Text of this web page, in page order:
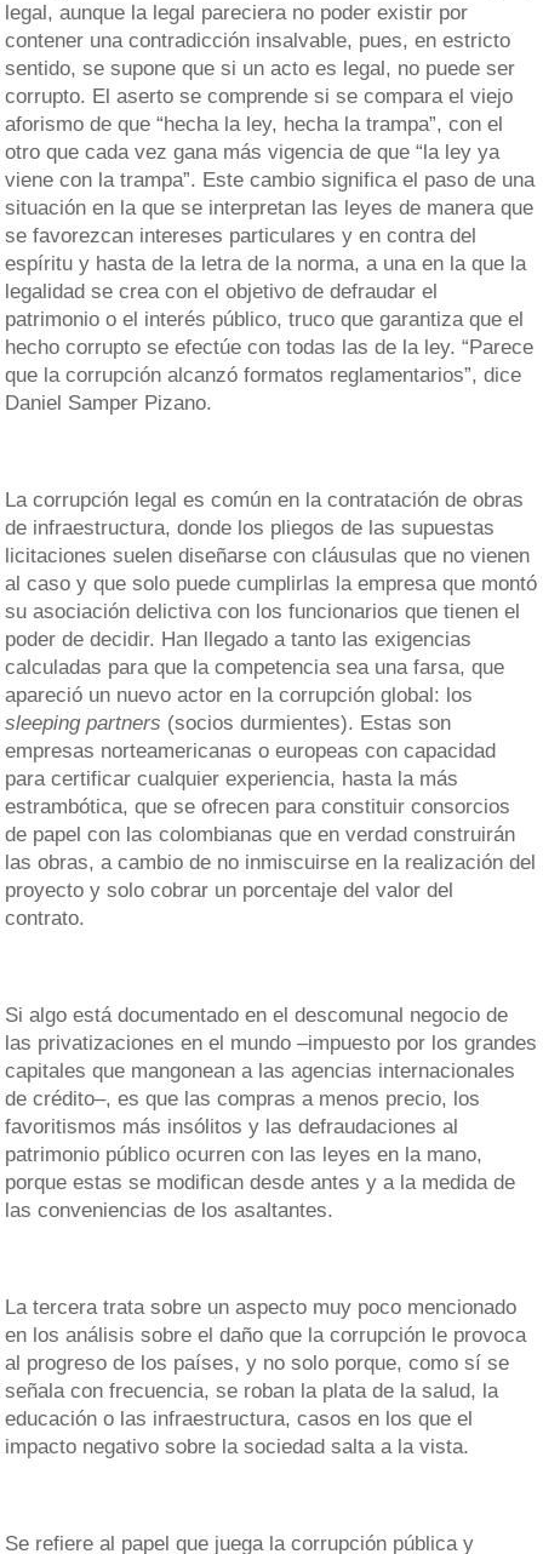
legal, aunque la legal pareciera no poder existir por
contener una contradicción insalvable, pues, en estricto
sentido, se supone que si un acto es legal, no puede ser
corrupto. El aserto se comprende si se compara el viejo
aforismo de que “hecha la ley, hecha la trampa”, con el
otro que cada vez gana más vigencia de que “la ley ya
viene con la trampa”. Este cambio significa el paso de una
situación en la que se interpretan las leyes de manera que
se favorezcan intereses particulares y en contra del
espíritu y hasta de la letra de la norma, a una en la que la
legalidad se crea con el objetivo de defraudar el
patrimonio o el interés público, truco que garantiza que el
hecho corrupto se efectúe con todas las de la ley. “Parece
que la corrupción alcanzó formatos reglamentarios”, dice
Daniel Samper Pizano.
La corrupción legal es común en la contratación de obras
de infraestructura, donde los pliegos de las supuestas
licitaciones suelen diseñarse con cláusulas que no vienen
al caso y que solo puede cumplirlas la empresa que montó
su asociación delictiva con los funcionarios que tienen el
poder de decidir. Han llegado a tanto las exigencias
calculadas para que la competencia sea una farsa, que
apareció un nuevo actor en la corrupción global: los
sleeping partners (socios durmientes). Estas son
empresas norteamericanas o europeas con capacidad
para certificar cualquier experiencia, hasta la más
estrambótica, que se ofrecen para constituir consorcios
de papel con las colombianas que en verdad construirán
las obras, a cambio de no inmiscuirse en la realización del
proyecto y solo cobrar un porcentaje del valor del
contrato.
Si algo está documentado en el descomunal negocio de
las privatizaciones en el mundo –impuesto por los grandes
capitales que mangonean a las agencias internacionales
de crédito–, es que las compras a menos precio, los
favoritismos más insólitos y las defraudaciones al
patrimonio público ocurren con las leyes en la mano,
porque estas se modifican desde antes y a la medida de
las conveniencias de los asaltantes.
La tercera trata sobre un aspecto muy poco mencionado
en los análisis sobre el daño que la corrupción le provoca
al progreso de los países, y no solo porque, como sí se
señala con frecuencia, se roban la plata de la salud, la
educación o las infraestructura, casos en los que el
impacto negativo sobre la sociedad salta a la vista.
Se refiere al papel que juega la corrupción pública y